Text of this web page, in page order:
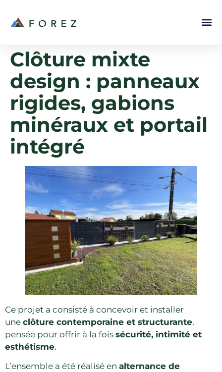
Clôture mixte
design : panneaux
rigides, gabions
minéraux et portail
intégré
Ce projet a consisté à concevoir et installer
une clôture contemporaine et structurante,
pensée pour offrir à la fois sécurité, intimité et
esthétisme.
L’ensemble a été réalisé en alternance de